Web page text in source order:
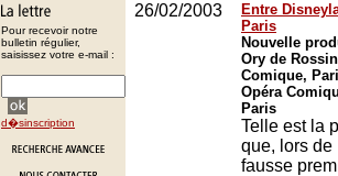
Pour recevoir notre
bulletin régulier,
saisissez votre e-mail :
d�sinscription
26/02/2003
Entre
Paris
Nouvelle
Ory de
Comique,
Opéra
Paris
Telle est la
que, lors de
fausse